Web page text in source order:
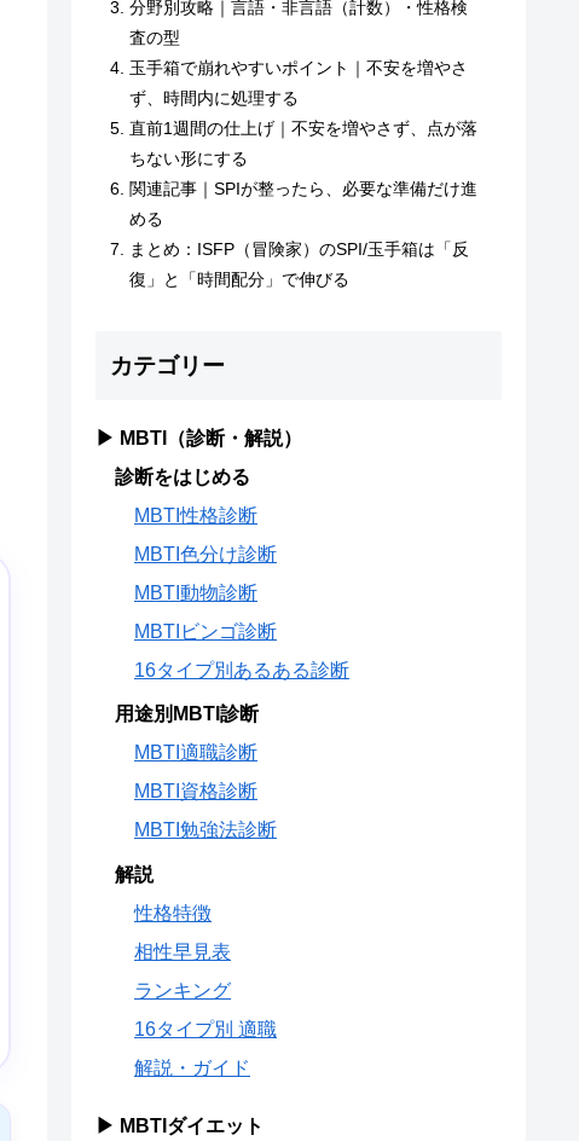
分野別攻略｜言語・非言語（計数）・性格検
査の型
玉手箱で崩れやすいポイント｜不安を増やさ
ず、時間内に処理する
直前1週間の仕上げ｜不安を増やさず、点が落
ちない形にする
関連記事｜SPIが整ったら、必要な準備だけ進
める
まとめ：ISFP（冒険家）のSPI/玉手箱は「反
復」と「時間配分」で伸びる
カテゴリー
▶ MBTI（診断・解説）
診断をはじめる
MBTI性格診断
MBTI色分け診断
MBTI動物診断
MBTIビンゴ診断
16タイプ別あるある診断
用途別MBTI診断
MBTI適職診断
MBTI資格診断
MBTI勉強法診断
解説
性格特徴
相性早見表
ランキング
16タイプ別 適職
解説・ガイド
▶ MBTIダイエット